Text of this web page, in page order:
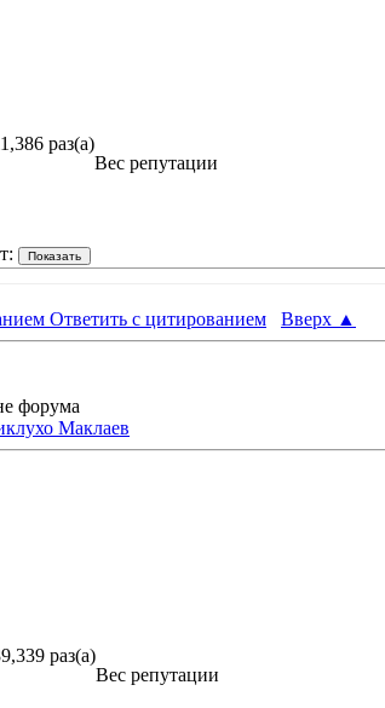
раз(а)
Вес репутации
Ответить с цитированием Вверх ▲
раз(а)
Вес репутации